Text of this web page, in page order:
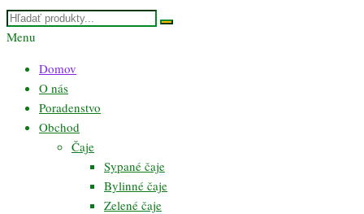
Menu
Domov
O nás
Poradenstvo
Obchod
Čaje
Sypané čaje
Bylinné čaje
Zelené čaje